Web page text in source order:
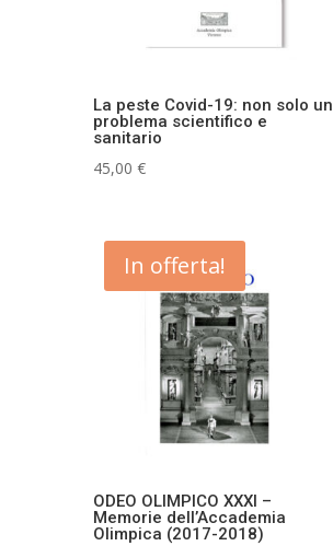
La peste Covid-19: non solo un
problema scientifico e
sanitario
45,00 €
In offerta!
ODEO OLIMPICO XXXI –
Memorie dell’Accademia
Olimpica (2017-2018)